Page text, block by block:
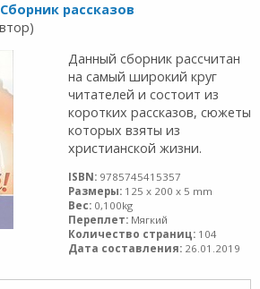
рассказов
Данный сборник рассчитан
на самый широкий круг
читателей и состоит из
коротких рассказов, сюжеты
которых взяты из
христианской жизни.
ISBN: 9785745415357
Размеры: 125 x 200 x 5 mm
Вес: 0,100kg
Переплет: Мягкий
Количество страниц: 104
Дата составления: 26.01.2019